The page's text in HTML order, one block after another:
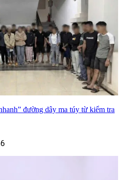
đường dây ma túy từ kiểm tra